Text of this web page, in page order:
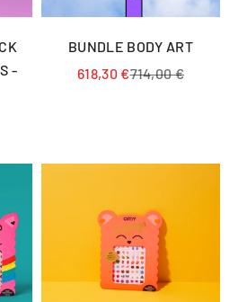
-
BUNDLE BODY ART
Prix de vente
618,30 €Prix normal
714,00 €